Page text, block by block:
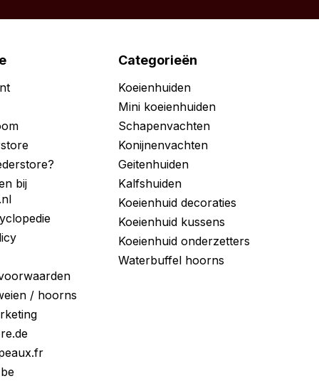
bij
/ hoorns
Categorieën
Koeienhuiden
Mini koeienhuiden
Schapenvachten
Konijnenvachten
Geitenhuiden
Kalfshuiden
Koeienhuid decoraties
Koeienhuid kussens
Koeienhuid onderzetters
Waterbuffel hoorns